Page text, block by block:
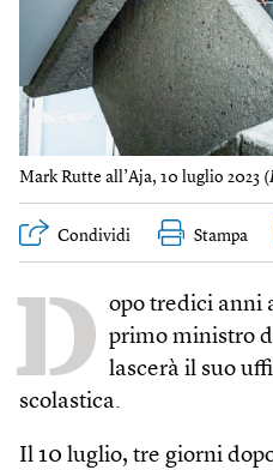
Mark Rutte all’Aja, 10 luglio 2023 (
Condividi Stampa
D opo tredici anni
primo ministro
lascerà il suo
scolastica.
Il 10 luglio, tre giorni